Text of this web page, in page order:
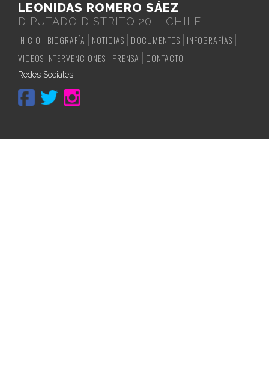
LEONIDAS ROMERO SÁEZ
DIPUTADO DISTRITO 20 – CHILE
INICIO
BIOGRAFÍA NOTICIAS DOCUMENTOS
INFOGRAFÍAS
VIDEOS INTERVENCIONES
PRENSA CONTACTO
Redes Sociales